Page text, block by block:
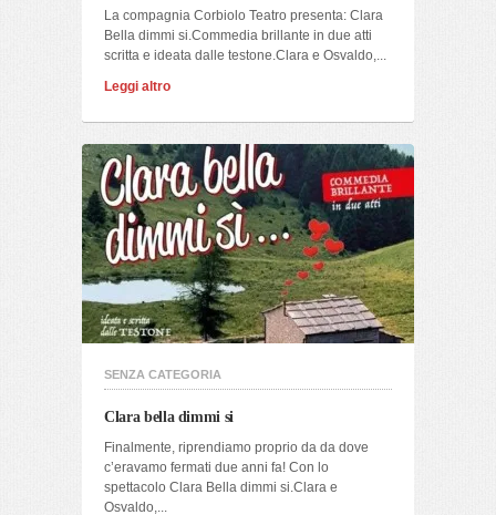
La compagnia Corbiolo Teatro presenta: Clara
Bella dimmi si.Commedia brillante in due atti
scritta e ideata dalle testone.Clara e Osvaldo,...
Leggi altro
SENZA CATEGORIA
Clara bella dimmi si
Finalmente, riprendiamo proprio da da dove
c’eravamo fermati due anni fa! Con lo
spettacolo Clara Bella dimmi si.Clara e
Osvaldo,...